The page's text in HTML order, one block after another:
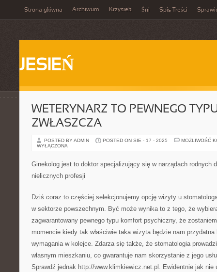
Strona główna Archiwum Krzysiek Śni Spis Treści
JESIEŃ
WETERYNARZ TO PEWNEGO
ZWŁASZCZA
POSTED BY ADMIN POSTED ON SIE - 17 - 2025
MOŻLIWOŚĆ
WYŁĄCZONA
Ginekolog jest to doktor specjalizujący się w narządach rodnych
nielicznych profesji
Dziś coraz to częściej selekcjonujemy opcję wizyty u
w sektorze powszechnym. Być może wynika to z tego, że
zagwarantowany pewnego typu komfort psychiczny, że
momencie kiedy tak właściwie taka wizyta będzie nam
wymagania w kolejce. Zdarza się także, że stomatologia
własnym mieszkaniu, co gwarantuje nam skorzystanie z jego
Sprawdź jednak http://www.klimkiewicz.net.pl. Ewidentnie jak nie